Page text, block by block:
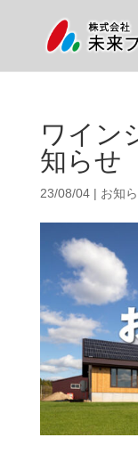
ワイン
知らせ
23/08/04| お知